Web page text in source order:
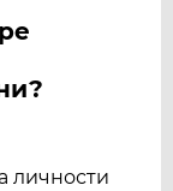
личности